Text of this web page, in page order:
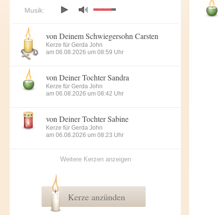
Musik:
von Deinem Schwiegersohn Carsten
Kerze für Gerda John
am 06.08.2026 um 08:59 Uhr
von Deiner Tochter Sandra
Kerze für Gerda John
am 06.08.2026 um 08:42 Uhr
von Deiner Tochter Sabine
Kerze für Gerda John
am 06.08.2026 um 08:23 Uhr
Weitere Kerzen anzeigen
Kerze anzünden